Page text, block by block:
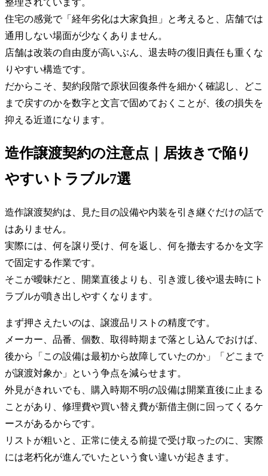
整理されています。
住宅の感覚で「経年劣化は大家負担」と考えると、店舗では
通用しない場面が少なくありません。
店舗は改装の自由度が高いぶん、退去時の復旧責任も重くな
りやすい構造です。
だからこそ、契約段階で原状回復条件を細かく確認し、どこ
まで戻すのかを数字と文言で固めておくことが、後の損失を
抑える近道になります。
造作譲渡契約の注意点｜居抜きで陥り
やすいトラブル7選
造作譲渡契約は、見た目の設備や内装を引き継ぐだけの話で
はありません。
実際には、何を譲り受け、何を返し、何を撤去するかを文字
で固定する作業です。
そこが曖昧だと、開業直後よりも、引き渡し後や退去時にト
ラブルが噴き出しやすくなります。
まず押さえたいのは、譲渡品リストの精度です。
メーカー、品番、個数、取得時期まで落とし込んでおけば、
後から「この設備は最初から故障していたのか」「どこまで
が譲渡対象か」という争点を減らせます。
外見がきれいでも、購入時期不明の設備は開業直後に止まる
ことがあり、修理費や買い替え費が新借主側に回ってくるケ
ースがあるからです。
リストが粗いと、正常に使える前提で受け取ったのに、実際
には老朽化が進んでいたという食い違いが起きます。